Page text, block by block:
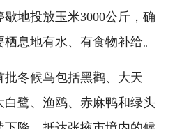
地投放玉米3000公斤，确
息地有水、有食物补给。
冬候鸟包括黑鹳、大天
鹭、渔鸥、赤麻鸭和绿头